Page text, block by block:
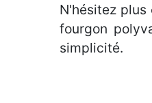
N'hésitez
fourgon
simplicité.